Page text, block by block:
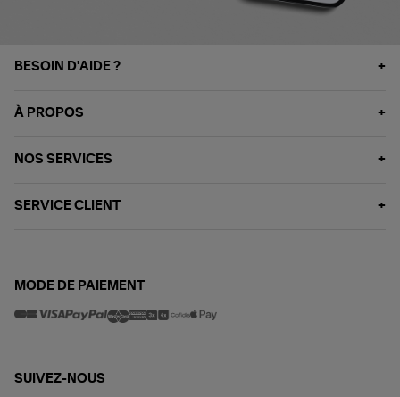
BESOIN D'AIDE ?
À PROPOS
NOS SERVICES
SERVICE CLIENT
MODE DE PAIEMENT
SUIVEZ-NOUS